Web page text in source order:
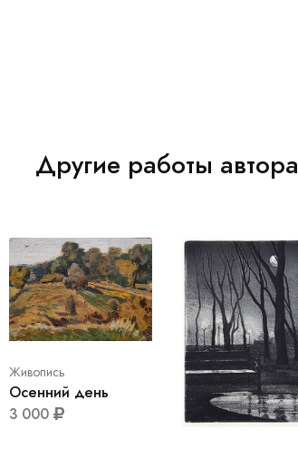
Другие работы автора
Живопись
Осенний день
3 000